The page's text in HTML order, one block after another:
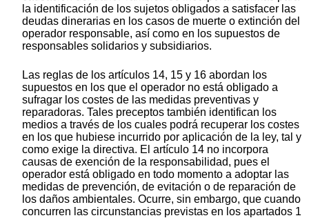
la identificación de los sujetos obligados a satisfacer las
deudas dinerarias en los casos de muerte o extinción del
operador responsable, así como en los supuestos de
responsables solidarios y subsidiarios.
Las reglas de los artículos 14, 15 y 16 abordan los
supuestos en los que el operador no está obligado a
sufragar los costes de las medidas preventivas y
reparadoras. Tales preceptos también identifican los
medios a través de los cuales podrá recuperar los costes
en los que hubiese incurrido por aplicación de la ley, tal y
como exige la directiva. El artículo 14 no incorpora
causas de exención de la responsabilidad, pues el
operador está obligado en todo momento a adoptar las
medidas de prevención, de evitación o de reparación de
los daños ambientales. Ocurre, sin embargo, que cuando
concurren las circunstancias previstas en los apartados 1